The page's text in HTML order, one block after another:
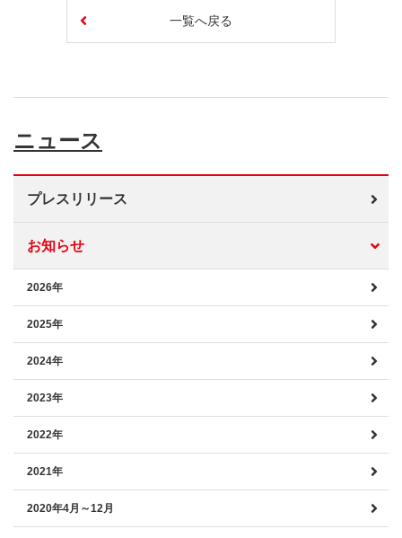
一覧へ戻る
ニュース
プレスリリース
お知らせ
2026年
2025年
2024年
2023年
2022年
2021年
2020年4月～12月